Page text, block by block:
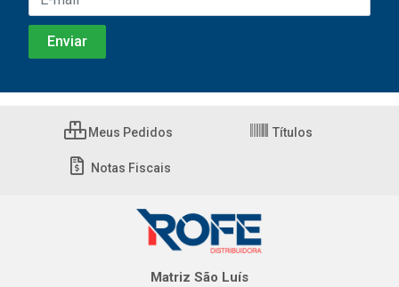
Meus Pedidos Títulos
Notas Fiscais
Matriz São Luís